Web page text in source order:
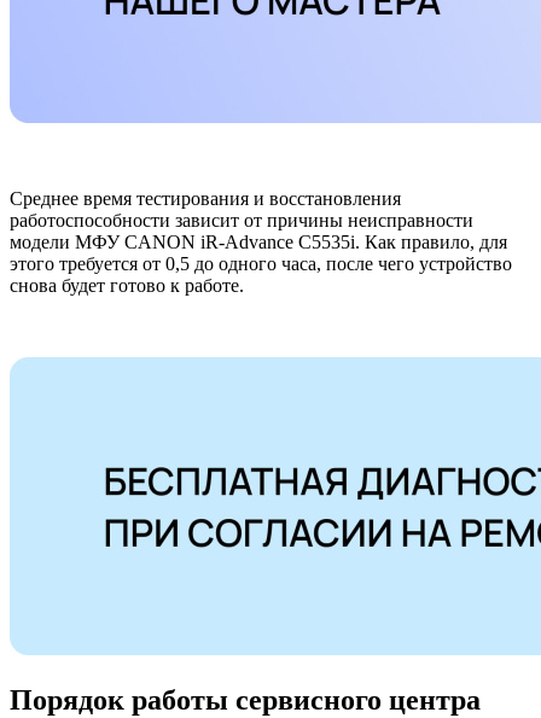
Среднее время тестирования и восстановления
работоспособности зависит от причины неисправности
модели МФУ CANON iR-Advance C5535i. Как правило, для
этого требуется от 0,5 до одного часа, после чего устройство
снова будет готово к работе.
Порядок работы сервисного центра